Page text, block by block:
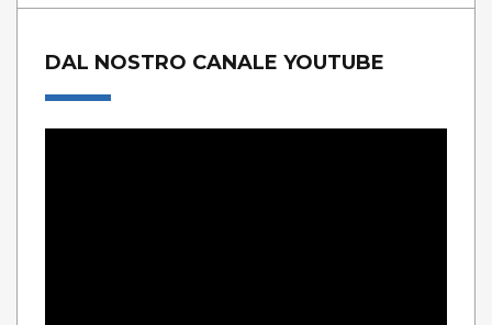
DAL NOSTRO CANALE YOUTUBE